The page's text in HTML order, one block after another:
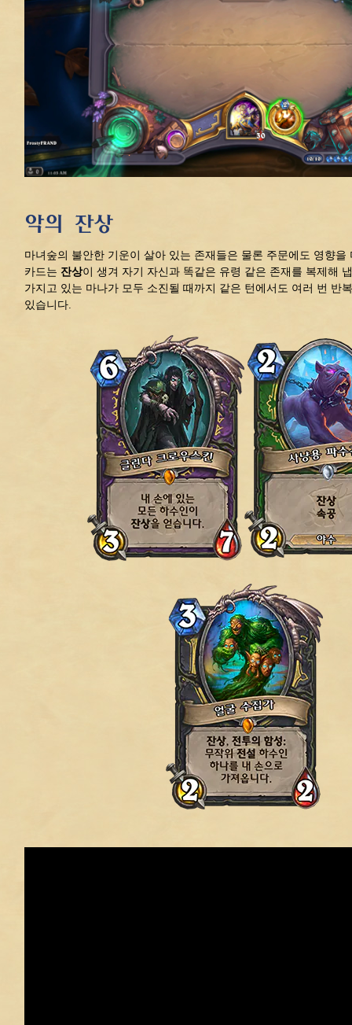
악의 잔상
마녀숲의 불안한 기운이 살아 있는 존재들은 물론 주문에도 영향을
카드는 잔상이 생겨 자기 자신과 똑같은 유령 같은 존재를 복제해
가지고 있는 마나가 모두 소진될 때까지 같은 턴에서도 여러 번 반
있습니다.